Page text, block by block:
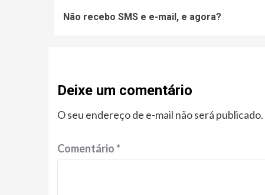
Não recebo SMS e e-mail, e agora?
Deixe um comentário
O seu endereço de e-mail não será publicado.
Comentário*